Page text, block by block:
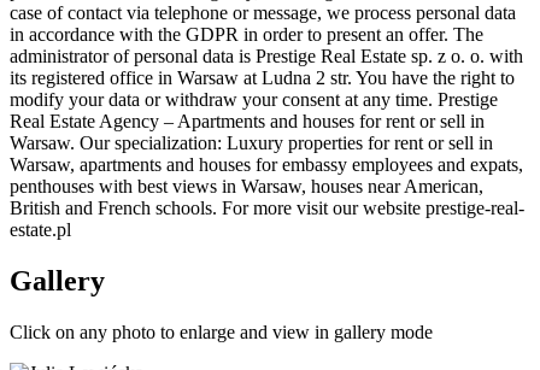
case of contact via telephone or message, we process personal data
in accordance with the GDPR in order to present an offer. The
administrator of personal data is Prestige Real Estate sp. z o. o. with
its registered office in Warsaw at Ludna 2 str. You have the right to
modify your data or withdraw your consent at any time. Prestige
Real Estate Agency – Apartments and houses for rent or sell in
Warsaw. Our specialization: Luxury properties for rent or sell in
Warsaw, apartments and houses for embassy employees and expats,
penthouses with best views in Warsaw, houses near American,
British and French schools. For more visit our website prestige-real-
estate.pl
Gallery
Click on any photo to enlarge and view in gallery mode